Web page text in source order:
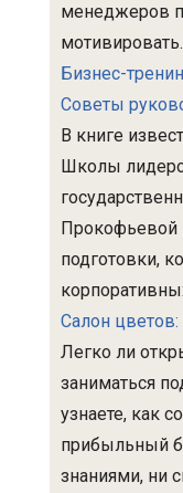
менеджеров
мотивировать.
Бизнес-
Советы
В книге
Школы
Прокофьевой
подготовки,
Салон цветов:
Легко ли
заниматься
узнаете, как
прибыльный
знаниями, ни